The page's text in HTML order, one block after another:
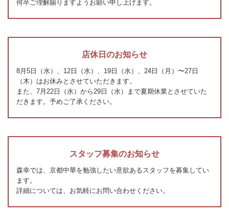
何卒ご理解賜りますようお願い申し上げます。
店休日のお知らせ
8月5日（水）、12日（水）、19日（水）、24日（月）〜27日
（木）はお休みとさせていただきます。
また、7月22日（水）から29日（水）まで夏期休業とさせていた
だきます。予めご了承ください。
スタッフ募集のお知らせ
森幸では、京都中華を勉強したい意欲あるスタッフを募集してい
ます。
詳細については、お気軽にお問い合わせください。